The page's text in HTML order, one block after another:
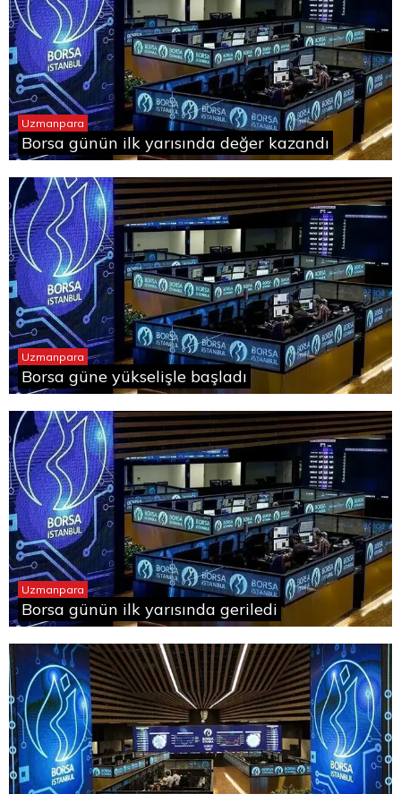
Uzmanpara
Borsa günün ilk yarısında değer kazandı
Uzmanpara
Borsa güne yükselişle başladı
Uzmanpara
Borsa günün ilk yarısında geriledi